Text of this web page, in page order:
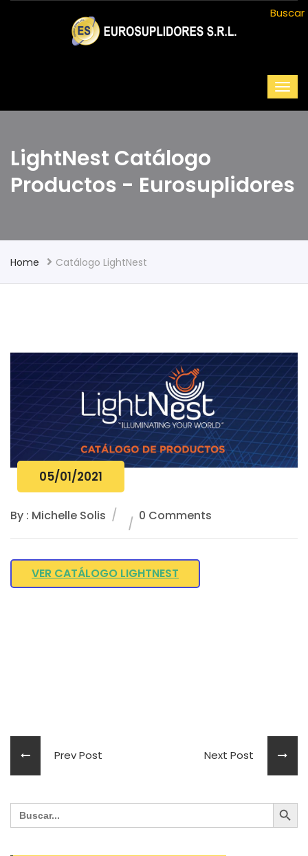
Buscar
LightNest Catálogo
Productos - Eurosuplidores
Home Catálogo LightNest
05/01/2021
By : Michelle Solis 0 Comments
VER CATÁLOGO LIGHTNEST
Prev Post Next Post
Search
for:
Search Button